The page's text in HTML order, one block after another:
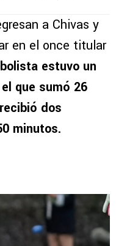
a Chivas y
en el once titular
estuvo un
que sumó 26
dos
minutos.